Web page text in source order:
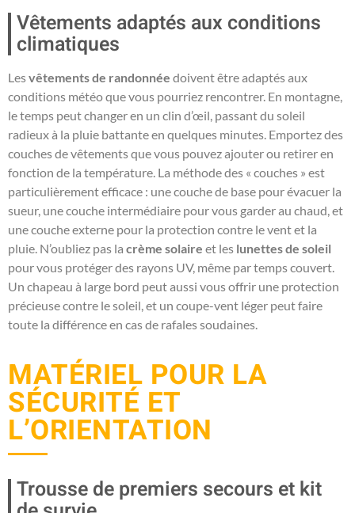
Vêtements adaptés aux conditions
climatiques
Lesvêtements de randonnée doivent être adaptés aux
conditions météo que vous pourriez rencontrer. En montagne,
le temps peut changer en un clin d’œil, passant du soleil
radieux à la pluie battante en quelques minutes. Emportez des
couches de vêtements que vous pouvez ajouter ou retirer en
fonction de la température. La méthode des « couches » est
particulièrement efficace : une couche de base pour évacuer la
sueur, une couche intermédiaire pour vous garder au chaud, et
une couche externe pour la protection contre le vent et la
pluie. N’oubliez pas la crème solaire et les lunettes de soleil
pour vous protéger des rayons UV, même par temps couvert.
Un chapeau à large bord peut aussi vous offrir une protection
précieuse contre le soleil, et un coupe-vent léger peut faire
toute la différence en cas de rafales soudaines.
MATÉRIEL POUR LA
SÉCURITÉ ET
L’ORIENTATION
Trousse de premiers secours et kit